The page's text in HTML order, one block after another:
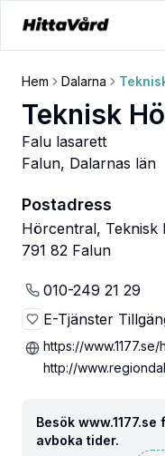
Hem Dalarna
Teknisk
Falu lasarett
Falun, Dalarnas län
Postadress
Hörcentral, Teknisk
791 82 Falun
010-249 21 29
E-Tjänster
https://www.1177.se/
http://
Besök
avboka tider.